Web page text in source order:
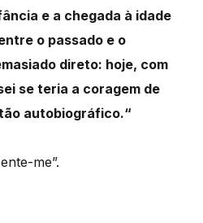
e a chegada à idade
o passado e o
direto: hoje, com
se teria a coragem de
autobiográfico.“
me”.